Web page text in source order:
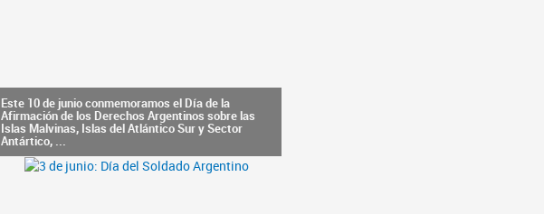
Este 10 de junio conmemoramos el Día de la
Afirmación de los Derechos Argentinos sobre las
Islas Malvinas, Islas del Atlántico Sur y Sector
Antártico, ...